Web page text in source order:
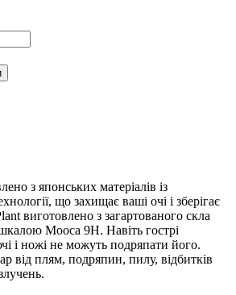
з японських матеріалів із
що захищає ваші очі і зберігає
виготовлено з загартованого скла
Мооса 9H. Навіть гострі
і ножі не можуть подряпати його.
від плям, подряпин, пилу, відбитків